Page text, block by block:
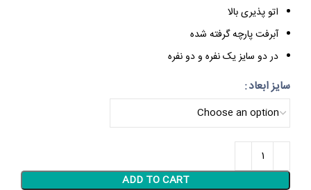
اتو پذیری بالا
آبرفت پارچه گرفته شده
در دو سایز یک نفره و دو نفره
سایز ابعاد
ADD TO CART